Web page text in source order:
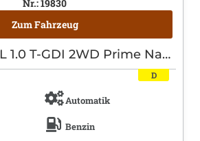
Nr.: 19830
Zum Fahrzeug
Hyundai i20 FL 1.0 T-GDI 2WD Prime Navi|Kamera|Bose
Automatik
Benzin
D